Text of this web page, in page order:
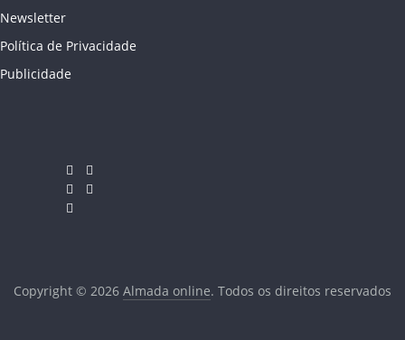
Newsletter
Política de Privacidade
Publicidade
Copyright © 2026 Almada online. Todos os direitos reservados